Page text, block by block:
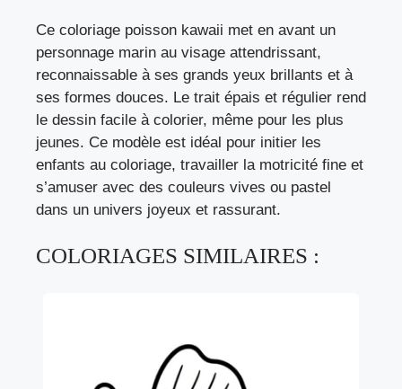
Ce coloriage poisson kawaii met en avant un
personnage marin au visage attendrissant,
reconnaissable à ses grands yeux brillants et à
ses formes douces. Le trait épais et régulier rend
le dessin facile à colorier, même pour les plus
jeunes. Ce modèle est idéal pour initier les
enfants au coloriage, travailler la motricité fine et
s’amuser avec des couleurs vives ou pastel
dans un univers joyeux et rassurant.
COLORIAGES SIMILAIRES :